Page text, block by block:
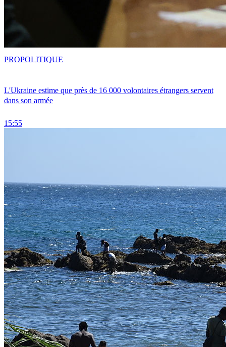
L'Ukraine estime que près de 16 000 volontaires étrangers servent
dans son armée
15:55
PROPOLITIQUE